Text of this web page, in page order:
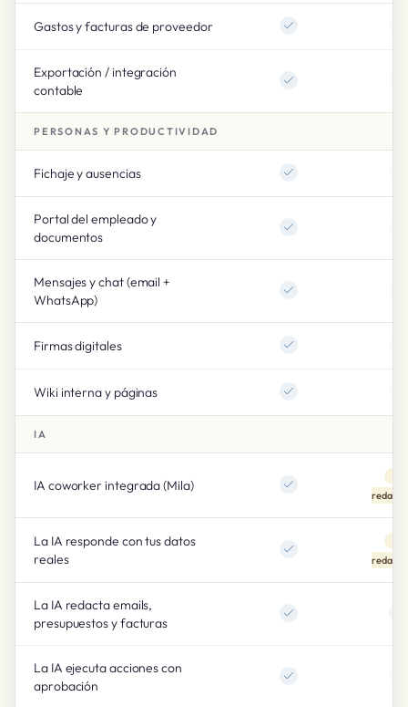
Gastos y facturas de proveedor
Exportación / integración
contable
PERSONAS Y PRODUCTIVIDAD
Fichaje y ausencias
Portal del empleado y
documentos
Mensajes y chat (email +
WhatsApp)
Firmas digitales
Wiki interna y páginas
IA
IA coworker integrada (Mila)
La IA responde con tus datos
reales
La IA redacta emails,
presupuestos y facturas
La IA ejecuta acciones con
aprobación